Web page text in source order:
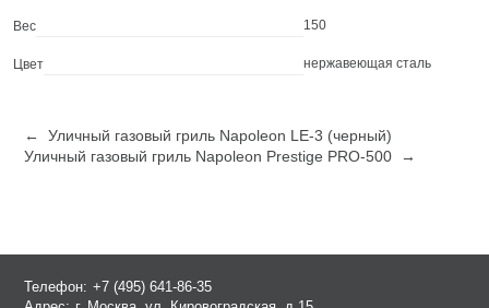
Вес 150
Цвет нержавеющая сталь
← Уличный газовый гриль Napoleon LE-3 (черный)
Уличный газовый гриль Napoleon Prestige PRO-500 →
Телефон: +7 (495) 641-86-35